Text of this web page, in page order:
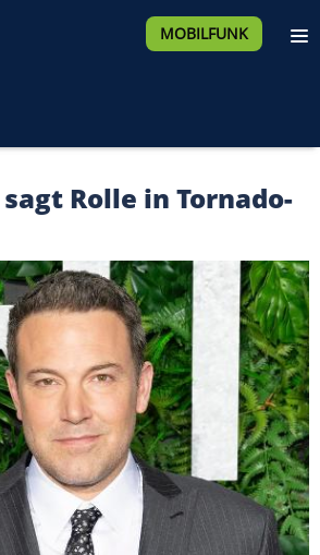
MOBILFUNK
Rolle in Tornado-